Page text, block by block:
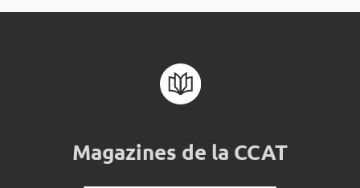
Magazines de la CCAT